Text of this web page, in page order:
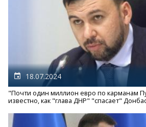
18.07.2024
"Почти один миллион евро по карманам
известно, как "глава ДНР" "спасает"